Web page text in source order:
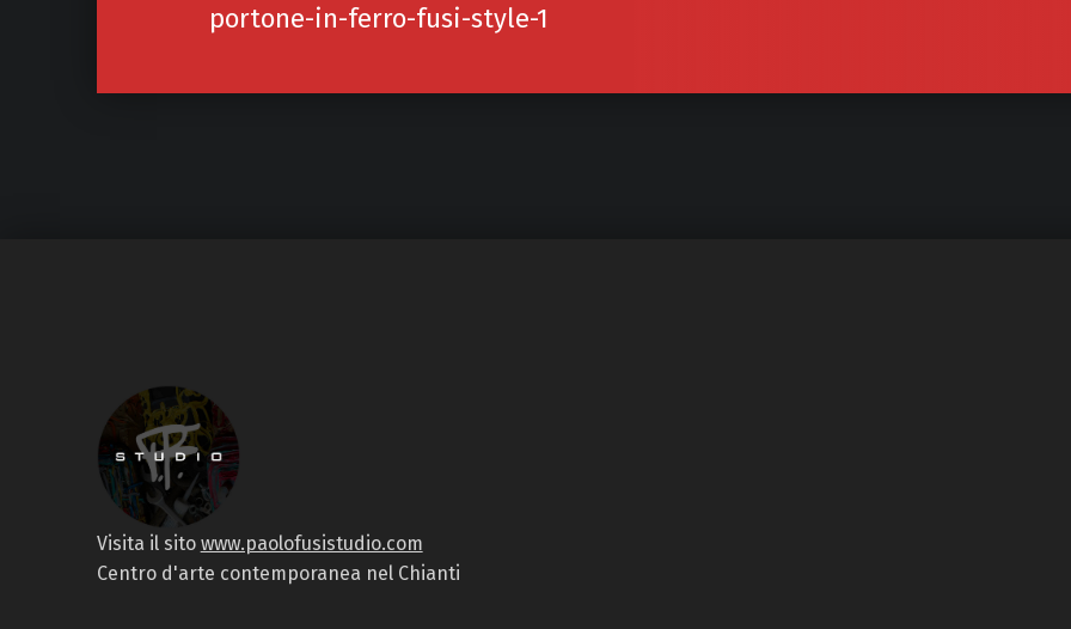
portone-in-ferro-fusi-style-1
Visita il sito www.paolofusistudio.com
Centro d'arte contemporanea nel Chianti